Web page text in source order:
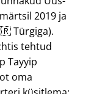
2019 ja
Türgiga).
tehtud
Tayyip
oma